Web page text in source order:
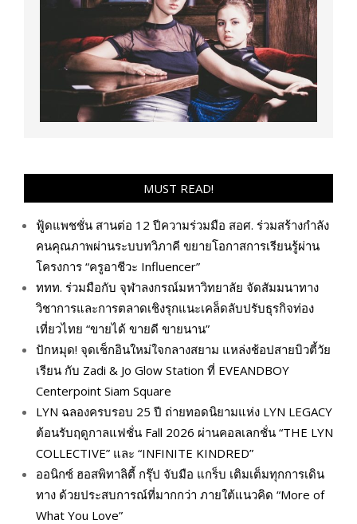
MUST READ!
ฟู้ดแพชชั่น สานต่อ 12 ปีความร่วมมือ สอศ. ร่วมสร้างกำลัง
คนคุณภาพผ่านระบบทวิภาคี ขยายโอกาสการเรียนรู้ผ่าน
โครงการ “ครูอาชีวะ Influencer”
ททท. ร่วมมือกับ จุฬาลงกรณ์มหาวิทยาลัย จัดสัมมนาทาง
วิชาการและการตลาดเชิงรุกแนะเคล็ดลับปรับธุรกิจท่อง
เที่ยวไทย “ขายได้ ขายดี ขายนาน”
ปักหมุด! จุดเช็กอินใหม่ใจกลางสยาม แหล่งช้อปสายบิวตี้วัย
เรียน กับ Zadi & Jo Glow Station ที่ EVEANDBOY
Centerpoint Siam Square
LYN ฉลองครบรอบ 25 ปี ถ่ายทอดนิยามแห่ง LYN LEGACY
ต้อนรับฤดูกาลแฟชั่น Fall 2026 ผ่านคอลเลกชั่น “THE LYN
COLLECTIVE” และ “INFINITE KINDRED”
ออนิกซ์ ฮอสพิทาลิตี้ กรุ๊ป จับมือ แกร็บ เติมเต็มทุกการเดิน
ทาง ด้วยประสบการณ์ที่มากกว่า ภายใต้แนวคิด “More of
What You Love”